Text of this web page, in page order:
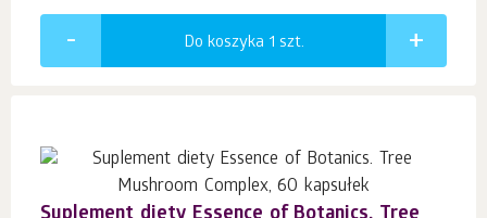
Do koszyka 1 szt.